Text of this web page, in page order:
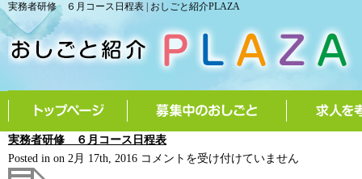
実務者研修 ６月コース日程表 | おしごと紹介PLAZA
実務者研修 ６月コース日程表
Posted in on 2月 17th, 2016 実
コメントを受け付けていません